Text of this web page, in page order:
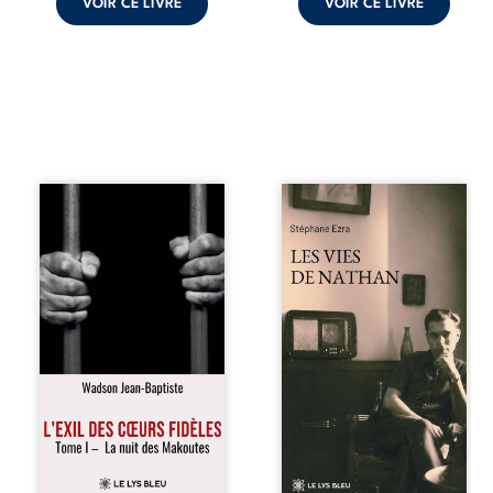
VOIR CE LIVRE VOIR CE LIVRE
« Une nuit suffit
parfois pour briser
une famille… mais
certaines fidélités
traversent les
années. » Haïti,
sous la dictature
des Duvalier. La
peur s’étend
jusque dans les
villages les plus
reculés. À Bainet,
Jean-Joël Joli
mène une
avec sa famille.
Les vies de
Nathan est un
né en trois jours,
au printemps
2026. Pour la
première fois,
Stéphane Ezra,
médium, a pu
communiquer
avec son père,
disparu depuis
plus de vingt ans
et qu’il n’a jamais
connu. De ce
dialogue par-delà